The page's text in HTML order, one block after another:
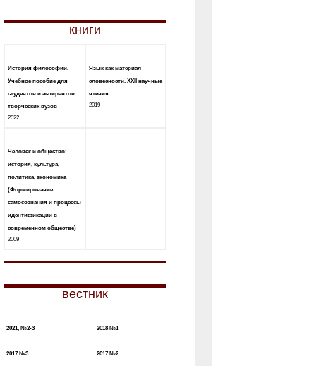
книги
История философии.
Учебное пособие для
студентов и аспирантов
творческих вузов
2022
Язык как материал
словесности. XXII научные
чтения
2019
Человек и общество:
история, культура,
политика, экономика
(Формирование
самосознания и процессы
идентификации в
современном обществе)
2009
вестник
2021, №2-3 2018 №1
2017 №3 2017 №2